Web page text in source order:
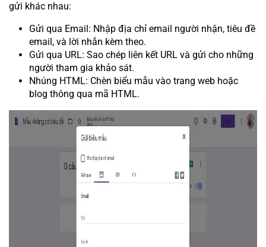
gửi khác nhau:
Gửi qua Email: Nhập địa chỉ email người nhận, tiêu đề
email, và lời nhắn kèm theo.
Gửi qua URL: Sao chép liên kết URL và gửi cho những
người tham gia khảo sát.
Nhúng HTML: Chèn biểu mẫu vào trang web hoặc
blog thông qua mã HTML.